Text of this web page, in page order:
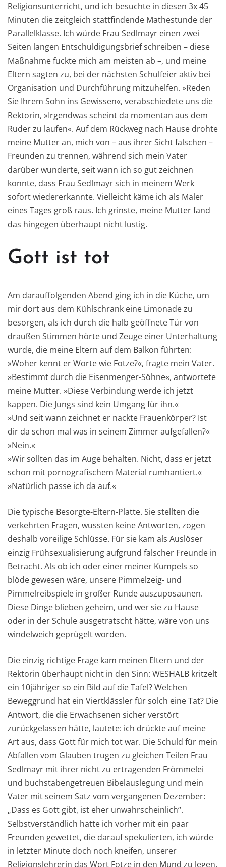
Religionsunterricht, und ich besuchte in diesen 3x 45
Minuten die zeitgleich stattfindende Mathestunde der
Parallelklasse. Ich würde Frau Sedlmayr einen zwei
Seiten langen Entschuldigungsbrief schreiben – diese
Maßnahme fuckte mich am meisten ab –, und meine
Eltern sagten zu, bei der nächsten Schulfeier aktiv bei
Organisation und Durchführung mitzuhelfen. »Reden
Sie Ihrem Sohn ins Gewissen«, verabschiedete uns die
Rektorin, »Irgendwas scheint da momentan aus dem
Ruder zu laufen«. Auf dem Rückweg nach Hause drohte
meine Mutter an, mich von – aus ihrer Sicht falschen –
Freunden zu trennen, während sich mein Vater
darüber wunderte, seit wann ich so gut zeichnen
konnte, dass Frau Sedlmayr sich in meinem Werk
sofort wiedererkannte. Vielleicht käme ich als Maler
eines Tages groß raus. Ich grinste, meine Mutter fand
das hingegen überhaupt nicht lustig.
Gott ist tot
Am darauffolgenden Abend ging ich in die Küche, um
mir dort aus dem Kühlschrank eine Limonade zu
besorgen, als ich durch die halb geöffnete Tür von
draußen Stimmen hörte und Zeuge einer Unterhaltung
wurde, die meine Eltern auf dem Balkon führten:
»Woher kennt er Worte wie Fotze?«, fragte mein Vater.
»Bestimmt durch die Eisenmenger-Söhne«, antwortete
meine Mutter. »Diese Verbindung werde ich jetzt
kappen. Die Jungs sind kein Umgang für ihn.«
»Und seit wann zeichnet er nackte Frauenkörper? Ist
dir da schon mal was in seinem Zimmer aufgefallen?«
»Nein.«
»Wir sollten das im Auge behalten. Nicht, dass er jetzt
schon mit pornografischem Material rumhantiert.«
»Natürlich passe ich da auf.«
Die typische Besorgte-Eltern-Platte. Sie stellten die
verkehrten Fragen, wussten keine Antworten, zogen
deshalb voreilige Schlüsse. Für sie kam als Auslöser
einzig Frühsexualisierung aufgrund falscher Freunde in
Betracht. Als ob ich oder einer meiner Kumpels so
blöde gewesen wäre, unsere Pimmelzeig- und
Pimmelreibspiele in großer Runde auszuposaunen.
Diese Dinge blieben geheim, und wer sie zu Hause
oder in der Schule ausgetratscht hätte, wäre von uns
windelweich geprügelt worden.
Die einzig richtige Frage kam meinen Eltern und der
Rektorin überhaupt nicht in den Sinn: WESHALB kritzelt
ein 10jähriger so ein Bild auf die Tafel? Welchen
Beweggrund hat ein Viertklässler für solch eine Tat? Die
Antwort, die die Erwachsenen sicher verstört
zurückgelassen hätte, lautete: ich drückte auf meine
Art aus, dass Gott für mich tot war. Die Schuld für mein
Abfallen vom Glauben trugen zu gleichen Teilen Frau
Sedlmayr mit ihrer nicht zu ertragenden Frömmelei
und buchstabengetreuen Bibelauslegung und mein
Vater mit seinem Satz vom vergangenen Dezember:
„Dass es Gott gibt, ist eher unwahrscheinlich“.
Selbstverständlich hatte ich vorher mit ein paar
Freunden gewettet, die darauf spekulierten, ich würde
in letzter Minute doch noch kneifen, unserer
Religionslehrerin das Wort Fotze in den Mund zu legen.